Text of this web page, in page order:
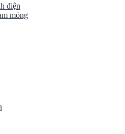
điện
móng